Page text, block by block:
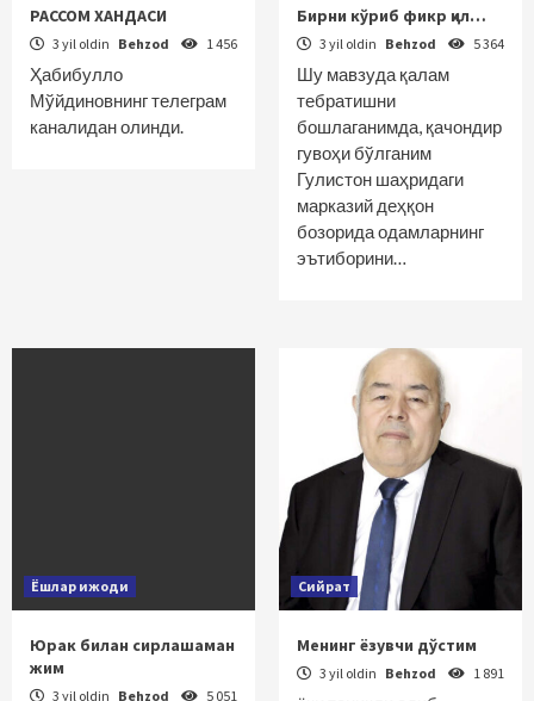
РАССОМ ХАНДАСИ
3 yil oldin Behzod 1 456
Ҳабибулло
Мўйдиновнинг телеграм
каналидан олинди.
Бирни кўриб фикр қил…
3 yil oldin Behzod 5 364
Шу мавзуда қалам
тебратишни
бошлаганимда, қачондир
гувоҳи бўлганим
Гулистон шаҳридаги
марказий деҳқон
бозорида одамларнинг
эътиборини…
Ёшлар ижоди
Юрак билан сирлашаман
жим
3 yil oldin Behzod 5 051
Сийрат
Менинг ёзувчи дўстим
3 yil oldin Behzod 1 891